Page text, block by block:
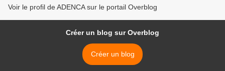
Voir le profil de ADENCA sur le portail Overblog
Créer un blog sur Overblog
Créer un blog